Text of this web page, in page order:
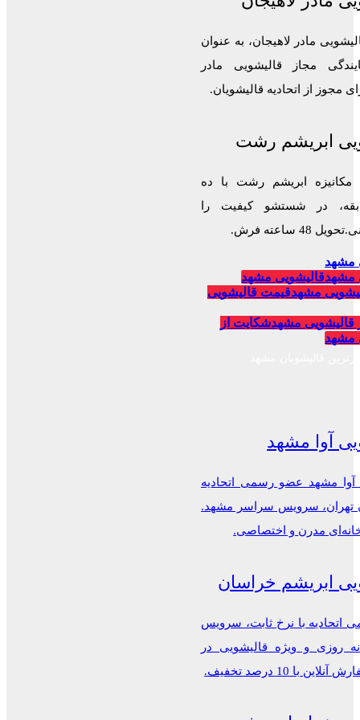
مادر لاهیجان، به عنوان
مجاز قالیشویی مادر
مجوز از اتحادیه قالیشویان.
ابریشم رشت
مکانیزه ابریشم رشت با ده
در شستشو کیفیت را
48 ساعته فرش.
مشهد
مشهدقالیشویی مشهد
مشهدقیمت قالیشویی
قالیشویی مشهدشکایت از
مشهد
آوا مشهد
آوا مشهد عضو رسمی اتحادیه
تهران، سرویس سراسر مشهد.
مدرن و اختصاصی.
ابریشم خراسان
اتحادیه با نرخ ثابت، سرویس
روزی و ویژه قالیشویی در
با 10 درصد تخفیف.